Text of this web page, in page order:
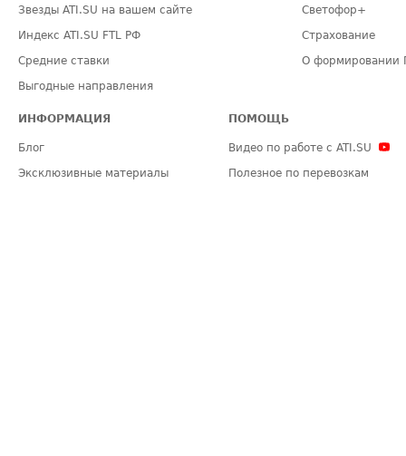
Звезды ATI.SU на вашем сайте
Индекс ATI.SU FTL РФ
Средние ставки
Выгодные направления
Светофор+
Страхование
О формировании
ИНФОРМАЦИЯ
Блог
Эксклюзивные материалы
ПОМОЩЬ
Видео по работе с ATI.SU
Полезное по перевозкам